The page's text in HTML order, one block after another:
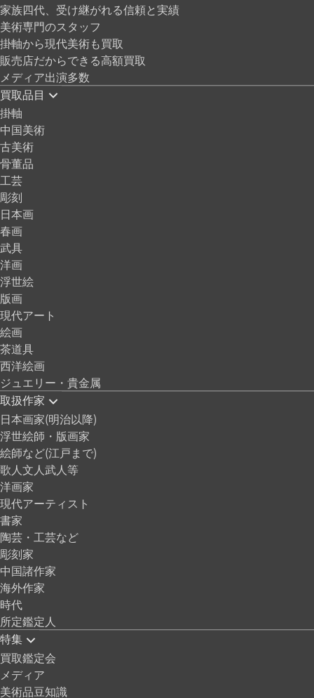
家族四代、受け継がれる信頼と実績
美術専門のスタッフ
掛軸から現代美術も買取
販売店だからできる高額買取
メディア出演多数
買取品目
掛軸
中国美術
古美術
骨董品
工芸
彫刻
日本画
春画
武具
洋画
浮世絵
版画
現代アート
絵画
茶道具
西洋絵画
ジュエリー・貴金属
取扱作家
日本画家(明治以降)
浮世絵師・版画家
絵師など(江戸まで)
歌人文人武人等
洋画家
現代アーティスト
書家
陶芸・工芸など
彫刻家
中国諸作家
海外作家
時代
所定鑑定人
特集
買取鑑定会
メディア
美術品豆知識